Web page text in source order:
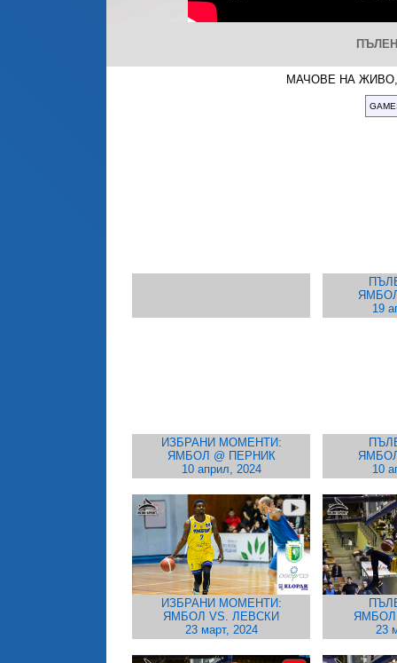
МАЧОВЕ НА ЖИВО,
19
ИЗБРАНИ МОМЕНТИ:
ЯМБОЛ @ ПЕРНИК
10 април, 2024
10
ИЗБРАНИ МОМЕНТИ:
ЯМБОЛ VS. ЛЕВСКИ
23 март, 2024
ЯМБОЛ
23